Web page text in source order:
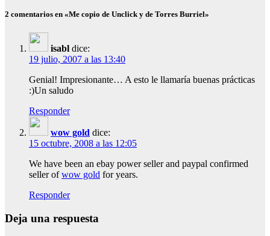
2 comentarios en «Me copio de Unclick y de Torres Burriel»
isabl dice:
19 julio, 2007 a las 13:40
Genial! Impresionante… A esto le llamaría buenas prácticas
:)Un saludo
Responder
wow gold dice:
15 octubre, 2008 a las 12:05
We have been an ebay power seller and paypal confirmed
seller ofwow gold for years.
Responder
Deja una respuesta